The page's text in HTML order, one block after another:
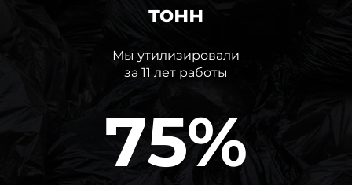
тонн
Мы утилизировали
за 11 лет работы
75%